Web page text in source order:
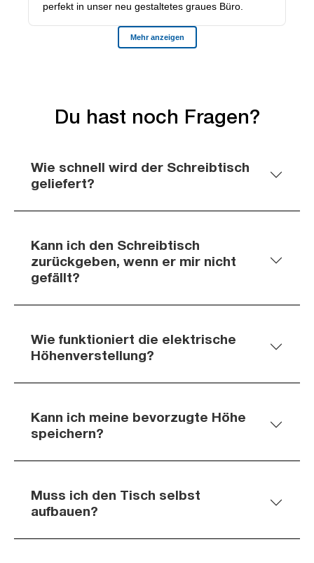
Du hast noch Fragen?
Wie schnell wird der Schreibtisch
geliefert?
Kann ich den Schreibtisch
zurückgeben, wenn er mir nicht
gefällt?
Wie funktioniert die elektrische
Höhenverstellung?
Kann ich meine bevorzugte Höhe
speichern?
Muss ich den Tisch selbst
aufbauen?